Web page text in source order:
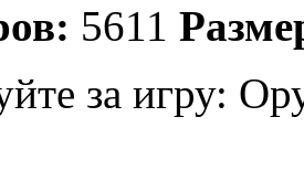
5611
за игру: